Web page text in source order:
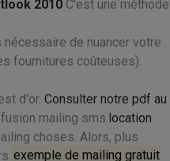
2010 C'est une méthode
de nuancer votre
fournitures coûteuses).
d'or. Consulter notre pdf au
mailing sms. location
choses. Alors, plus
exemple de mailing gratuit